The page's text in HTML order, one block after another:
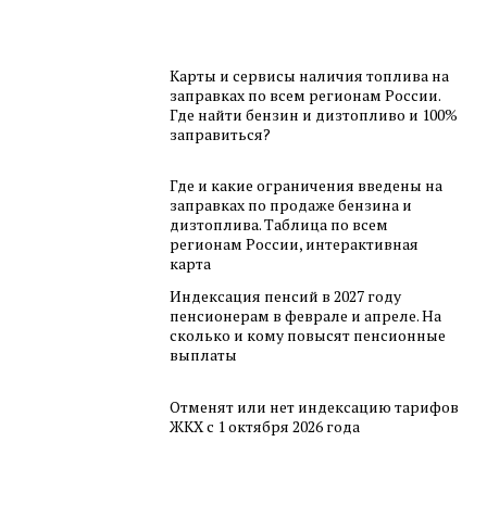
Карты и сервисы наличия топлива на
заправках по всем регионам России.
Где найти бензин и дизтопливо и 100%
заправиться?
Где и какие ограничения введены на
заправках по продаже бензина и
дизтоплива. Таблица по всем
регионам России, интерактивная
карта
Индексация пенсий в 2027 году
пенсионерам в феврале и апреле. На
сколько и кому повысят пенсионные
выплаты
Отменят или нет индексацию тарифов
ЖКХ с 1 октября 2026 года